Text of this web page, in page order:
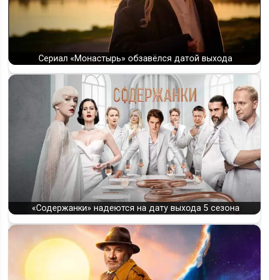
Сериал «Монастырь» обзавёлся датой выхода
«Содержанки» надеются на дату выхода 5 сезона